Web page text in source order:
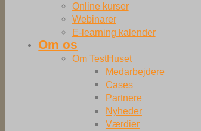
Online kurser
Webinarer
E-learning kalender
Om os
Om TestHuset
Medarbejdere
Cases
Partnere
Nyheder
Værdier